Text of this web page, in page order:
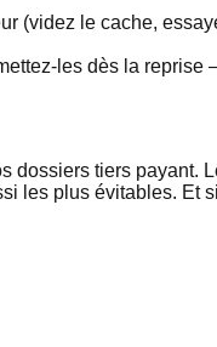
(videz le cache,
les dès la
tiers
les plus évitables.